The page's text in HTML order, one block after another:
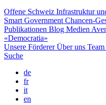
Offene Schweiz Infrastruktur
Smart Government Chancen-
Publikationen Blog Medien
«Democratia»
Unsere FördererÜber uns Team
Suche
de
fr
it
en